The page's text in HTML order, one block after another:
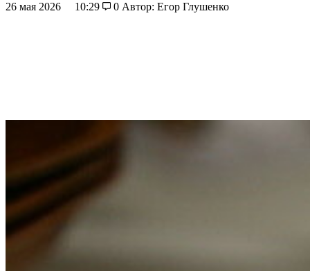
26 мая 2026 10:29 0 Автор: Егор Глушенко